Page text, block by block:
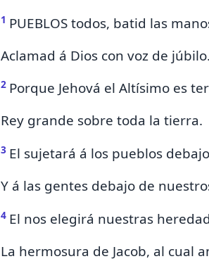
1 PUEBLOS todos, batid las
Aclamad á Dios con voz de júbilo.
2 Porque Jehová el Altísimo es
Rey grande sobre toda la tierra.
3 El sujetará á los pueblos
Y á las gentes debajo de
4 El nos elegirá nuestras
La hermosura de Jacob, al cual